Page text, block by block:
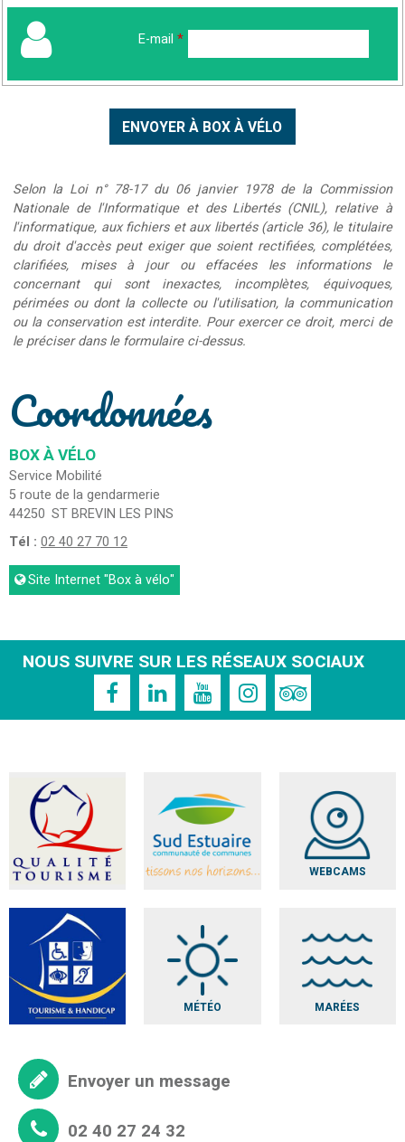
E-mail *
Selon la Loi n° 78-17 du 06 janvier 1978 de la Commission
Nationale de l'Informatique et des Libertés (CNIL), relative à
l'informatique, aux fichiers et aux libertés (article 36), le titulaire
du droit d'accès peut exiger que soient rectifiées, complétées,
clarifiées, mises à jour ou effacées les informations le
concernant qui sont inexactes, incomplètes, équivoques,
périmées ou dont la collecte ou l'utilisation, la communication
ou la conservation est interdite. Pour exercer ce droit, merci de
le préciser dans le formulaire ci-dessus.
Coordonnées
BOX À VÉLO
Service Mobilité
5 route de la gendarmerie
44250 ST BREVIN LES PINS
Tél : 02 40 27 70 12
Site Internet"Box à vélo"
NOUS SUIVRE SUR LES RÉSEAUX SOCIAUX
WEBCAMS
MÉTÉO MARÉES
Envoyer un message
02 40 27 24 32